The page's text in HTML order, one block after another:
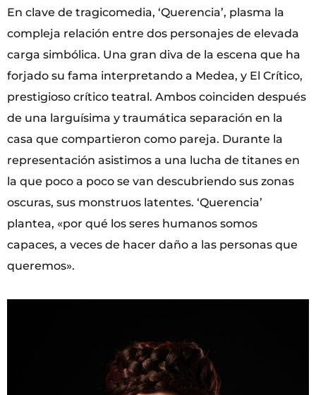
En clave de tragicomedia, ‘Querencia’, plasma la
compleja relación entre dos personajes de elevada
carga simbólica. Una gran diva de la escena que ha
forjado su fama interpretando a Medea, y El Crítico,
prestigioso crítico teatral. Ambos coinciden después
de una larguísima y traumática separación en la
casa que compartieron como pareja. Durante la
representación asistimos a una lucha de titanes en
la que poco a poco se van descubriendo sus zonas
oscuras, sus monstruos latentes. ‘Querencia’
plantea, «por qué los seres humanos somos
capaces, a veces de hacer daño a las personas que
queremos».